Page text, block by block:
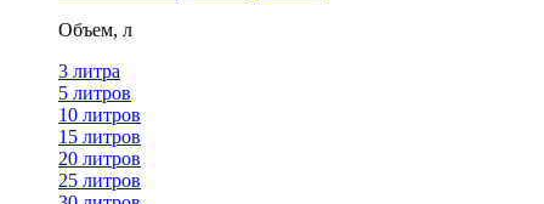
Объем, л
3 литра
5 литров
10 литров
15 литров
20 литров
25 литров